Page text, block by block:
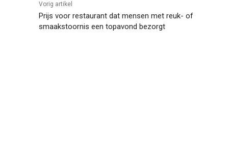
Vorig artikel
Prijs voor restaurant dat mensen met reuk- of
smaakstoornis een topavond bezorgt